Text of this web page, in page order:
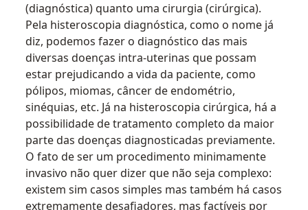
(diagnóstica) quanto uma cirurgia (cirúrgica).
Pela histeroscopia diagnóstica, como o nome já
diz, podemos fazer o diagnóstico das mais
diversas doenças intra-uterinas que possam
estar prejudicando a vida da paciente, como
pólipos, miomas, câncer de endométrio,
sinéquias, etc. Já na histeroscopia cirúrgica, há a
possibilidade de tratamento completo da maior
parte das doenças diagnosticadas previamente.
O fato de ser um procedimento minimamente
invasivo não quer dizer que não seja complexo:
existem sim casos simples mas também há casos
extremamente desafiadores, mas factíveis por